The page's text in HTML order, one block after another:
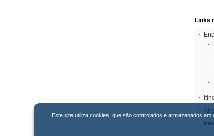
Links
Este site utiliza cookies, que são controlados e armazenados